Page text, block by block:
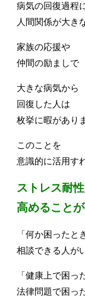
病気の回復過程
人間関係が大き
家族の応援や
仲間の励ましで
大きな病気から
回復した人は
枚挙に暇があり
このことを
意識的に活用す
ストレス耐
高めることが
「何か困ったと
相談できる人が
「健康上で困っ
法律問題で困っ